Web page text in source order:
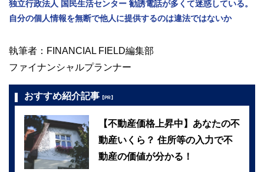
独立行政法人 国民生活センター 勧誘電話が多くて迷惑している。
自分の個人情報を無断で他人に提供するのは違法ではないか
執筆者：FINANCIAL FIELD編集部
ファイナンシャルプランナー
おすすめ紹介記事 【PR】
【不動産価格上昇中】あなたの不
動産いくら？ 住所等の入力で不
動産の価値が分かる！